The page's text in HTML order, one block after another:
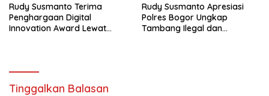
Rudy Susmanto Terima
Penghargaan Digital
Innovation Award Lewat
Rudy Susmanto Apresiasi
Polres Bogor Ungkap
Tambang Ilegal dan
Tinggalkan Balasan